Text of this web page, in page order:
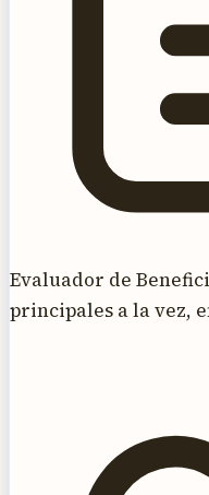
Evaluador de
principales a la vez,